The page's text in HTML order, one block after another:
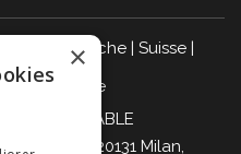
Autriche| Suisse|
|Belgique
RESPONSABLE
Abruzzi 94, 20131 Milan,
×